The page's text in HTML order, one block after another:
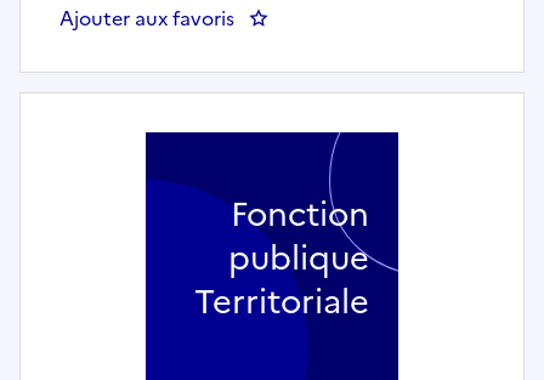
Ajouter aux favoris : Agent petite enfance - Mairie
Fonction
publique
Territoriale